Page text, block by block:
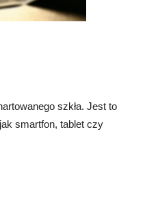
szkła. Jest to
smartfon, tablet czy